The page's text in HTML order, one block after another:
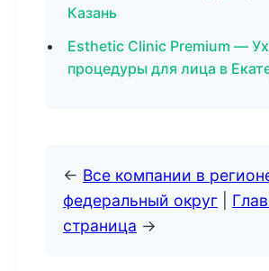
Казань
Esthetic Clinic Premium —
процедуры для лица в
← Все компании в
федеральный округ
страница →